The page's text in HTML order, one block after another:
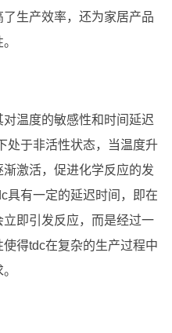
生产效率，还为家居产品
温度的敏感性和时间延迟
处于非活性状态，当温度升
激活，促进化学反应的发
具有一定的延迟时间，即在
即引发反应，而是经过一
得tdc在复杂的生产过程中